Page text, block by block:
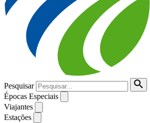
Pesquisar
Épocas Especiais
Viajantes
Estações